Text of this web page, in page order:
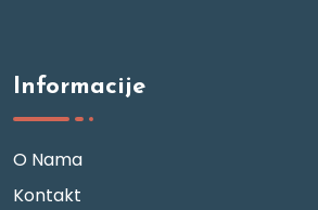
Informacije
O Nama
Kontakt